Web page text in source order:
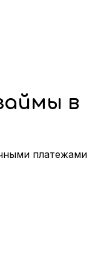
в
платежами